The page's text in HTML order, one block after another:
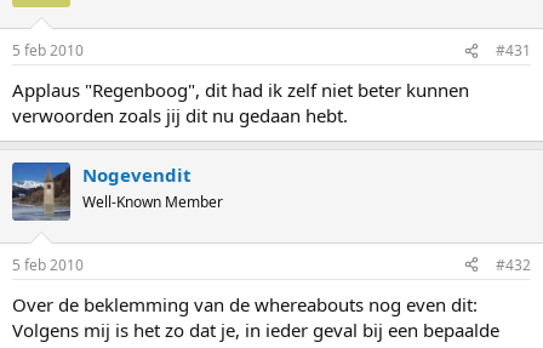
5 feb 2010 #431
Applaus "Regenboog", dit had ik zelf niet beter kunnen
verwoorden zoals jij dit nu gedaan hebt.
Nogevendit
Well-Known Member
5 feb 2010 #432
Over de beklemming van de whereabouts nog even dit:
Volgens mij is het zo dat je, in ieder geval bij een bepaalde